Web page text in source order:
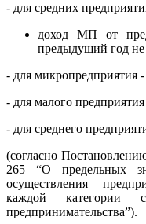
- для средних
доход МП от
предыдущий год
- для микропредприятия
- для малого
- для среднего
(согласно
265 “О предельных
осуществления
каждой категории
предпринимательства”).